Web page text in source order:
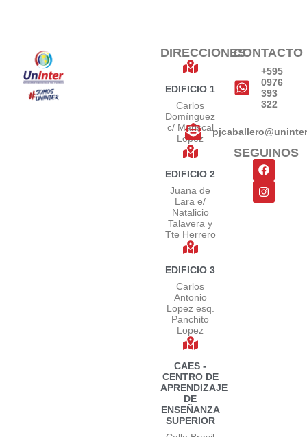
DIRECCIONES
EDIFICIO 1
Carlos
Domínguez
c/ Mariscal
López
EDIFICIO 2
Juana de
Lara e/
Natalicio
Talavera y
Tte Herrero
EDIFICIO 3
Carlos
Antonio
Lopez esq.
Panchito
Lopez
CAES -
CENTRO DE
APRENDIZAJE
DE
ENSEÑANZA
SUPERIOR
CONTACTO
+595
0976
393
322
SEGUINOS